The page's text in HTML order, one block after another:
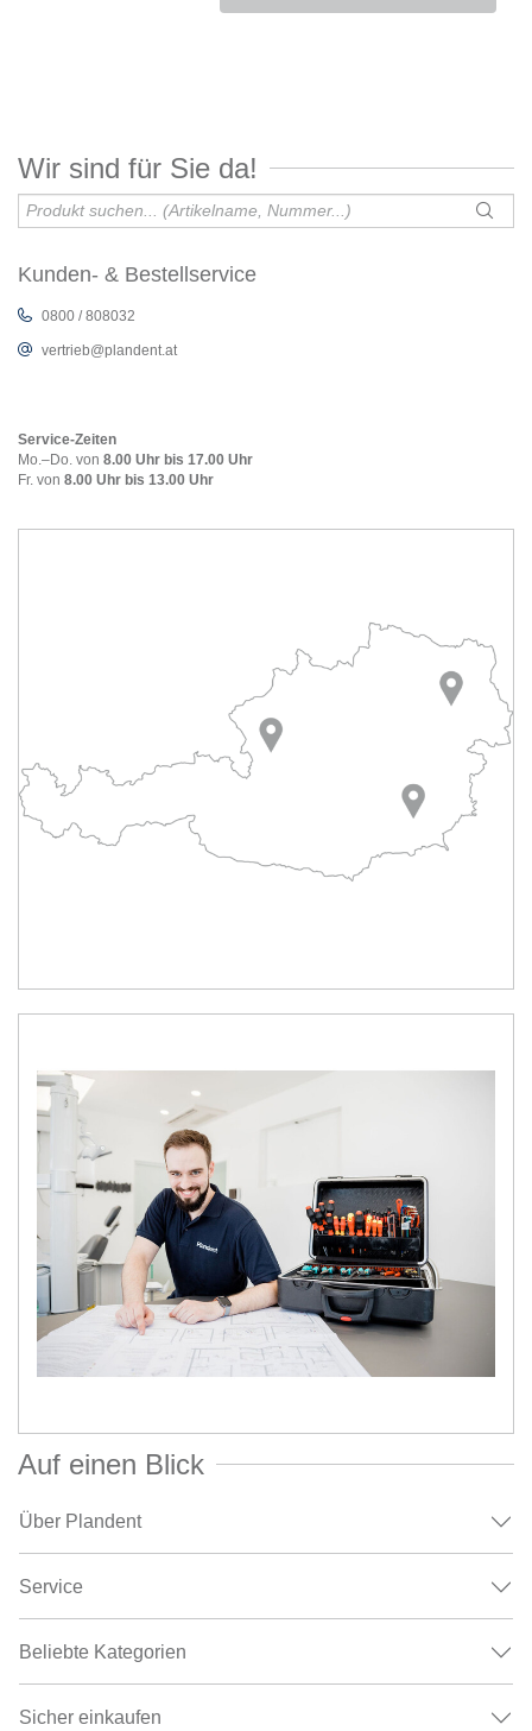
Wir sind für Sie da!
Kunden- & Bestellservice
0800 / 808032
vertrieb@plandent.at
Service-Zeiten
Mo.–Do. von 8.00 Uhr bis 17.00 Uhr
Fr. von 8.00 Uhr bis 13.00 Uhr
Auf einen Blick
Über Plandent
Service
Beliebte Kategorien
Sicher einkaufen